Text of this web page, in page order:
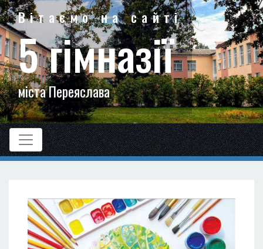
Вітаємо на сайті
5 гімназії
міста Переяслава